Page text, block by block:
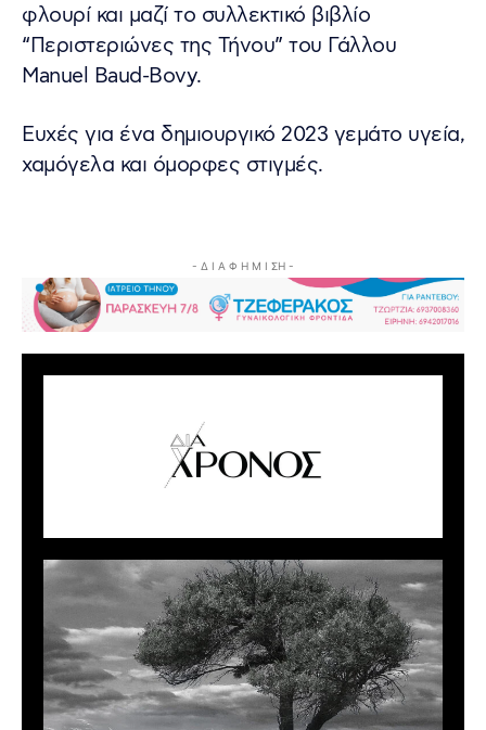
φλουρί και μαζί το συλλεκτικό βιβλίο
“Περιστεριώνες της Τήνου” του Γάλλου
Manuel Baud-Bovy.
Ευχές για ένα δημιουργικό 2023 γεμάτο υγεία,
χαμόγελα και όμορφες στιγμές.
- Δ Ι Α Φ Η Μ Ι ΣΗ -